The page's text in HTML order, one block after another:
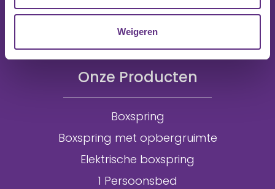
Weigeren
Onze Producten
Boxspring
Boxspring met opbergruimte
Elektrische boxspring
1 Persoonsbed